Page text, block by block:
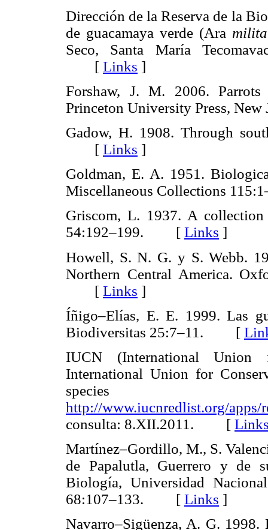
Dirección de la Reserva de la
de guacamaya verde (Ara
Seco, Santa María
[ Links ]
Forshaw, J. M. 2006.
Princeton University Press,
Gadow, H. 1908. Through
[ Links ]
Goldman, E. A. 1951.
Miscellaneous Collections
Griscom, L. 1937. A
54:192–199. [ Links ]
Howell, S. N. G. y S. Webb.
Northern Central America.
[ Links ]
Íñigo–Elías, E. E. 1999. Las
Biodiversitas 25:7–11. [
IUCN (International Union
International Union for
http://www.iucnredlist.org/apps/
consulta: 8.XII.2011. [
Martínez–Gordillo, M., S.
de Papalutla, Guerrero y de
Biología, Universidad
68:107–133. [ Links ]
Navarro–Sigüenza, A. G.